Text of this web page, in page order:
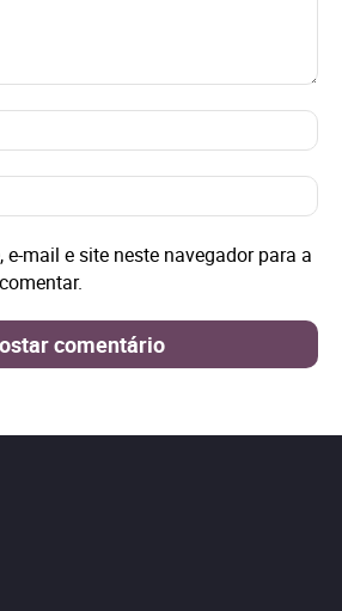
E-
e-mail e site neste navegador para a